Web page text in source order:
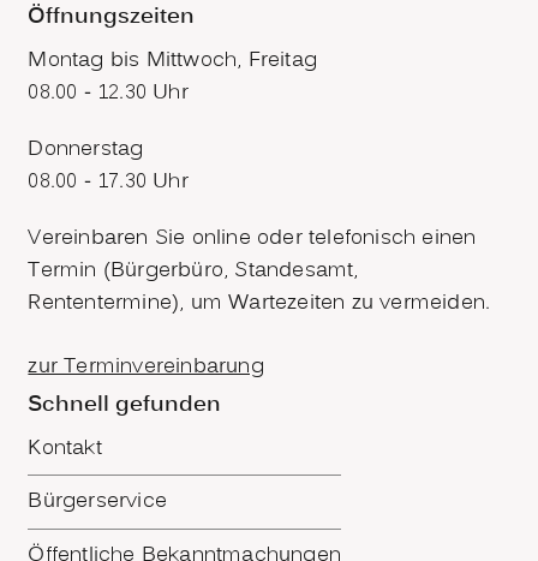
Öffnungszeiten
Montag bis Mittwoch, Freitag
08.00 - 12.30 Uhr
Donnerstag
08.00 - 17.30 Uhr
Vereinbaren Sie online oder telefonisch einen
Termin (Bürgerbüro, Standesamt,
Rententermine), um Wartezeiten zu vermeiden.
zur Terminvereinbarung
Schnell gefunden
Kontakt
Bürgerservice